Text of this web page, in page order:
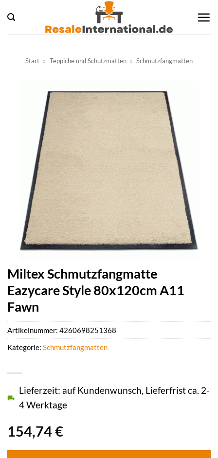
Inhalt
springen
Start » Teppiche und Schutzmatten » Schmutzfangmatten
Miltex Schmutzfangmatte
Eazycare Style 80x120cm A11
Fawn
154,74€
Lieferzeit: auf Kundenwunsch, Lieferfrist ca. 2-
4 Werktage
Artikelnummer: 4260698251368
Kategorie: Schmutzfangmatten